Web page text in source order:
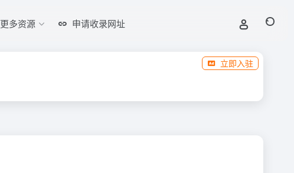
更多资源 申请收录网址
立即入驻